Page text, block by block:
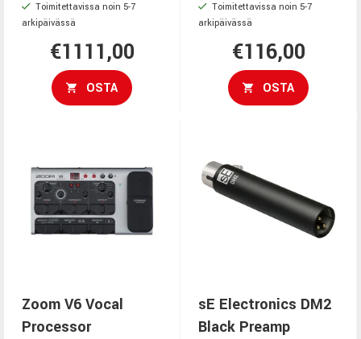
Toimitettavissa noin 5-7
arkipäivässä
€1111,00
OSTA
Toimitettavissa noin 5-7
arkipäivässä
€116,00
OSTA
Zoom V6 Vocal
Processor
sE Electronics DM2
Black Preamp